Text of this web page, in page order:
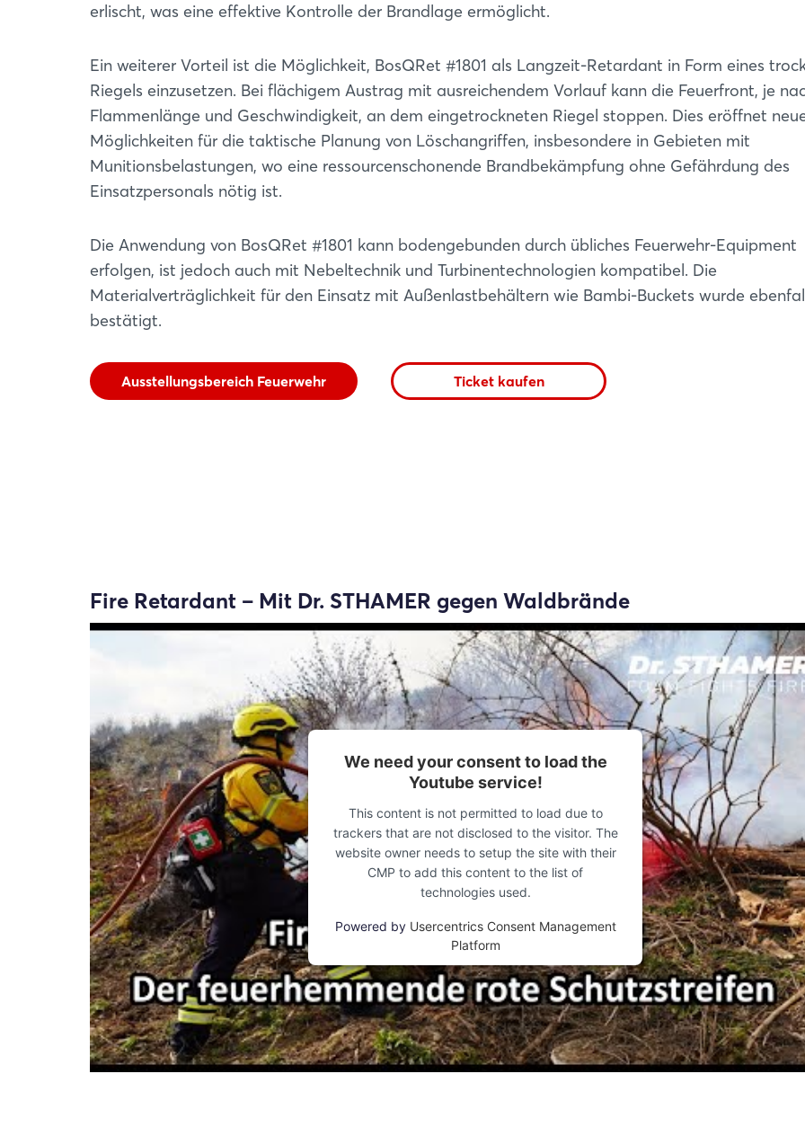
erlischt, was eine effektive Kontrolle der Brandlage ermöglicht.
Ein weiterer Vorteil ist die Möglichkeit, BosQRet #1801 als Langzeit-Retardant in Form eines
Riegels einzusetzen. Bei flächigem Austrag mit ausreichendem Vorlauf kann die Feuerfront, je
Flammenlänge und Geschwindigkeit, an dem eingetrockneten Riegel stoppen. Dies eröffnet
Möglichkeiten für die taktische Planung von Löschangriffen, insbesondere in Gebieten mit
Munitionsbelastungen, wo eine ressourcenschonende Brandbekämpfung ohne Gefährdung des
Einsatzpersonals nötig ist.
Die Anwendung von BosQRet #1801 kann bodengebunden durch übliches Feuerwehr-Equipment
erfolgen, ist jedoch auch mit Nebeltechnik und Turbinentechnologien kompatibel. Die
Materialverträglichkeit für den Einsatz mit Außenlastbehältern wie Bambi-Buckets wurde
bestätigt.
Ausstellungsbereich Feuerwehr Ticket kaufen
Fire Retardant – Mit Dr. STHAMER gegen Waldbrände
We need your consent to load the
Youtube service!
This content is not permitted to load due to
trackers that are not disclosed to the visitor. The
website owner needs to setup the site with their
CMP to add this content to the list of
technologies used.
Powered by Usercentrics Consent Management
Platform
Jetzt registrieren